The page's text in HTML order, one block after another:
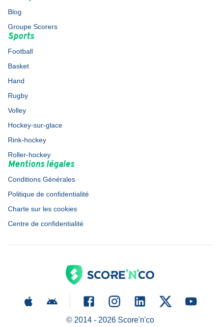
Blog
Groupe Scorers
Sports
Football
Basket
Hand
Rugby
Volley
Hockey-sur-glace
Rink-hockey
Roller-hockey
Mentions légales
Conditions Générales
Politique de confidentialité
Charte sur les cookies
Centre de confidentialité
© 2014 - 2026Score'n'co